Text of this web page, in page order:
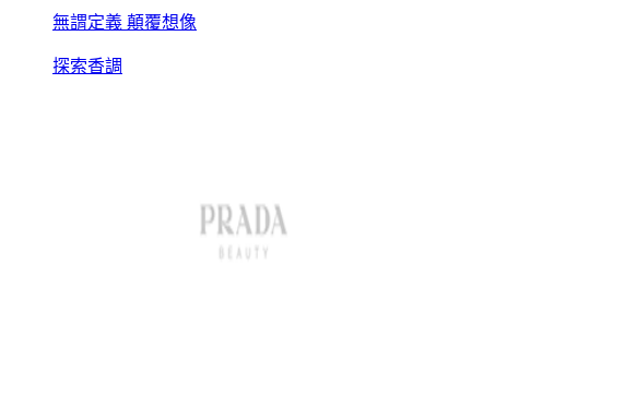
無謂定義 顛覆想像
探索香調